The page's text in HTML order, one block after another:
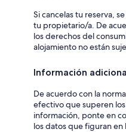
Si cancelas tu reserva,
tu propietario/a. De
los derechos del
alojamiento no están
Información
De acuerdo con la
efectivo que superen
información, ponte en
los datos que figuran en